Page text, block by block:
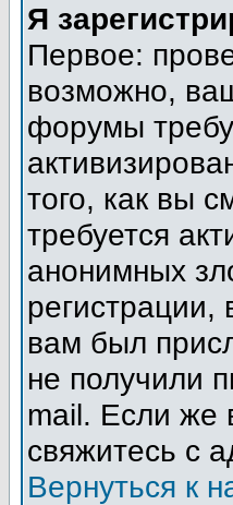
Я
Первое:
возможно,
форумы
того, как вы
требуется
анонимных
регистрации,
вам был
не получили
mail. Если же
свяжитесь с
Вернуться к